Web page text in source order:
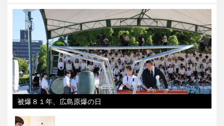
被爆８１年、広島原爆の日